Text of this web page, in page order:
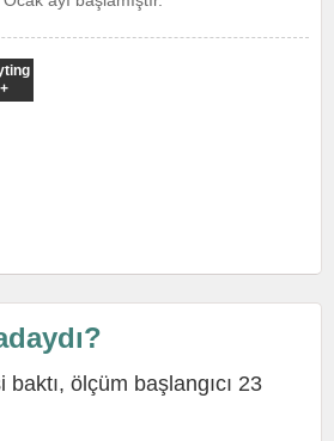
+
ölçüm başlangıcı 23